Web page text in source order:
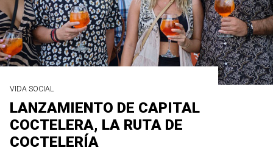
VIDA SOCIAL
LANZAMIENTO DE CAPITAL
COCTELERA, LA RUTA DE
COCTELERÍA